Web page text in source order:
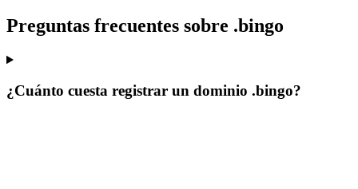
Preguntas frecuentes sobre .bingo
¿Cuánto cuesta registrar un dominio .bingo?